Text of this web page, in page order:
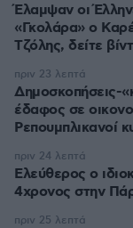
Έλαμψαν οι
«Γκολάρα» ο
Τζόλης, δείτε
Δημοσκοπήσεις-
έδαφος σε
Ρεπουμπλικανοί
πριν 23 λεπτά
Ελεύθερος ο
4χρονος στην
πριν 24 λεπτά
πριν 25 λεπτά